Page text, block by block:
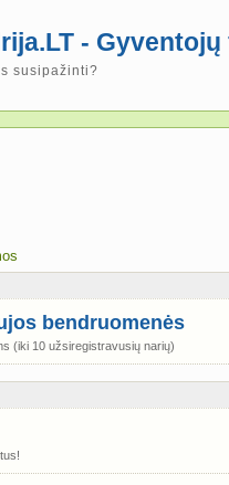
-
susipažinti?
bendruomenės
(iki 10 užsiregistravusių narių)